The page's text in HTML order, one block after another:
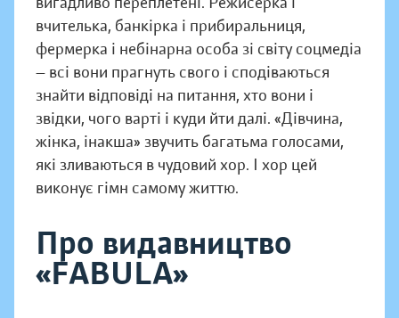
вчителька, банкірка і прибиральниця,
фермерка і небінарна особа зі світу соцмедіа
— всі вони прагнуть свого і сподіваються
знайти відповіді на питання, хто вони і
звідки, чого варті і куди йти далі. «Дівчина,
жінка, інакша» звучить багатьма голосами,
які зливаються в чудовий хор. І хор цей
виконує гімн самому життю.
Про видавництво
«FABULA»